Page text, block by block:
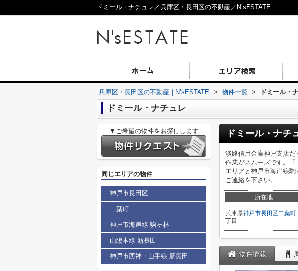
ドミール・ナチュレ／兵庫区・長田区の不動産／N’sESTATE
兵庫区・長田区の不動産｜N’sESTATE > 物件一覧 > ドミール・
ドミール・ナチュレ
ドミール・ナチ
淡路信用金庫神戸支店
作業がスムーズです。
エリアと神戸市海岸線
ご連絡を下さい。
所在地
兵庫県神戸市長田区二葉町
丁目
物件情報
▼ご希望の物件をお探しします
同じエリアの物件
神戸市長田区
二葉町
神戸市海岸線 駒ヶ林
山陽本線 新長田
神戸市西神・山手線 新長田